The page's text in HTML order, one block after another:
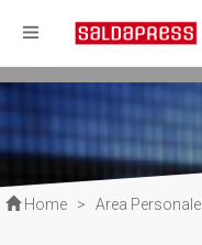
Home > Area Personale